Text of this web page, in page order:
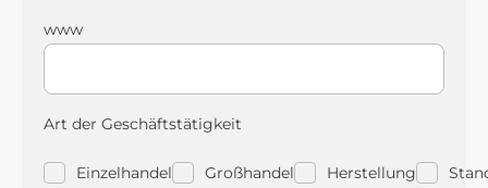
www
Art der Geschäftstätigkeit
Einzelhandel Großhandel Herstellung